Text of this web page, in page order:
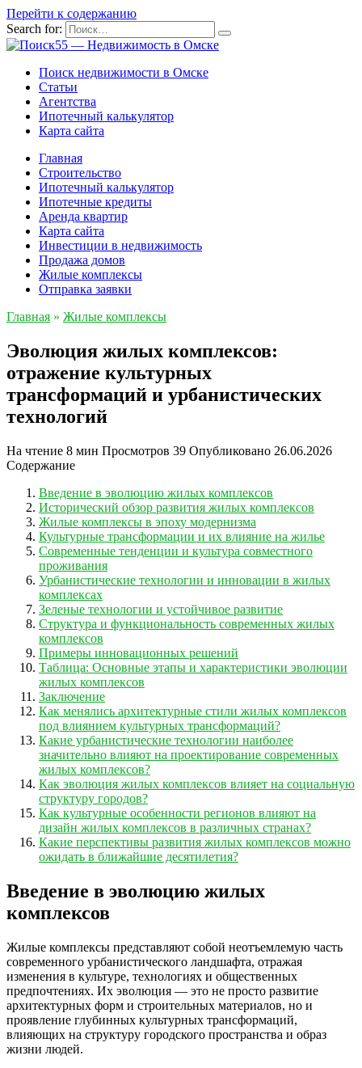
Перейти к содержанию
Search for:
Поиск недвижимости в Омске
Статьи
Агентства
Ипотечный калькулятор
Карта сайта
Главная
Строительство
Ипотечный калькулятор
Ипотечные кредиты
Аренда квартир
Карта сайта
Инвестиции в недвижимость
Продажа домов
Жилые комплексы
Отправка заявки
Главная » Жилые комплексы
Эволюция жилых комплексов:
отражение культурных
трансформаций и урбанистических
технологий
На чтение 8 мин Просмотров 39 Опубликовано 26.06.2026
Содержание
Введение в эволюцию жилых комплексов
Исторический обзор развития жилых комплексов
Жилые комплексы в эпоху модернизма
Культурные трансформации и их влияние на жилье
Современные тенденции и культура совместного
проживания
Урбанистические технологии и инновации в жилых
комплексах
Зеленые технологии и устойчивое развитие
Структура и функциональность современных жилых
комплексов
Примеры инновационных решений
Таблица: Основные этапы и характеристики эволюции
жилых комплексов
Заключение
Как менялись архитектурные стили жилых комплексов
под влиянием культурных трансформаций?
Какие урбанистические технологии наиболее
значительно влияют на проектирование современных
жилых комплексов?
Как эволюция жилых комплексов влияет на социальную
структуру городов?
Как культурные особенности регионов влияют на
дизайн жилых комплексов в различных странах?
Какие перспективы развития жилых комплексов можно
ожидать в ближайшие десятилетия?
Введение в эволюцию жилых
комплексов
Жилые комплексы представляют собой неотъемлемую часть
современного урбанистического ландшафта, отражая
изменения в культуре, технологиях и общественных
предпочтениях. Их эволюция — это не просто развитие
архитектурных форм и строительных материалов, но и
проявление глубинных культурных трансформаций,
влияющих на структуру городского пространства и образ
жизни людей.